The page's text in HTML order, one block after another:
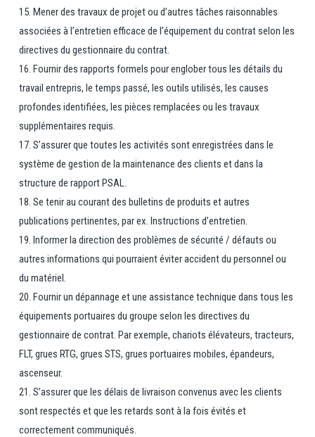
15. Mener des travaux de projet ou d’autres tâches raisonnables
associées à l’entretien efficace de l’équipement du contrat selon les
directives du gestionnaire du contrat.
16. Fournir des rapports formels pour englober tous les détails du
travail entrepris, le temps passé, les outils utilisés, les causes
profondes identifiées, les pièces remplacées ou les travaux
supplémentaires requis.
17. S’assurer que toutes les activités sont enregistrées dans le
système de gestion de la maintenance des clients et dans la
structure de rapport PSAL.
18. Se tenir au courant des bulletins de produits et autres
publications pertinentes, par ex. Instructions d’entretien.
19. Informer la direction des problèmes de sécurité / défauts ou
autres informations qui pourraient éviter accident du personnel ou
du matériel.
20. Fournir un dépannage et une assistance technique dans tous les
équipements portuaires du groupe selon les directives du
gestionnaire de contrat. Par exemple, chariots élévateurs, tracteurs,
FLT, grues RTG, grues STS, grues portuaires mobiles, épandeurs,
ascenseur.
21. S’assurer que les délais de livraison convenus avec les clients
sont respectés et que les retards sont à la fois évités et
correctement communiqués.